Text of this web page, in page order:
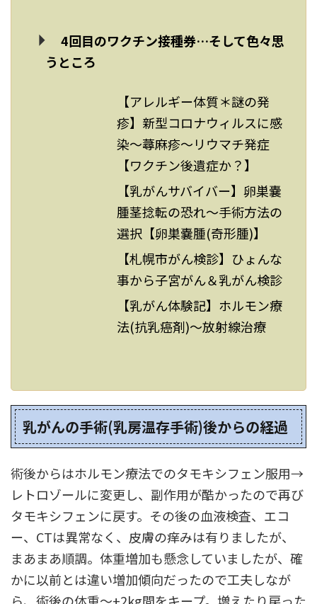
4回目のワクチン接種券…そして色々思
うところ
【アレルギー体質＊謎の発
疹】新型コロナウィルスに感
染～蕁麻疹～リウマチ発症
【ワクチン後遺症か？】
【乳がんサバイバー】卵巣嚢
腫茎捻転の恐れ～手術方法の
選択【卵巣嚢腫(奇形腫)】
【札幌市がん検診】ひょんな
事から子宮がん＆乳がん検診
【乳がん体験記】ホルモン療
法(抗乳癌剤)～放射線治療
乳がんの手術(乳房温存手術)後からの経過
術後からはホルモン療法でのタモキシフェン服用→
レトロゾールに変更し、副作用が酷かったので再び
タモキシフェンに戻す。その後の血液検査、エコ
ー、CTは異常なく、皮膚の痒みは有りましたが、
まあまあ順調。体重増加も懸念していましたが、確
かに以前とは違い増加傾向だったので工夫しなが